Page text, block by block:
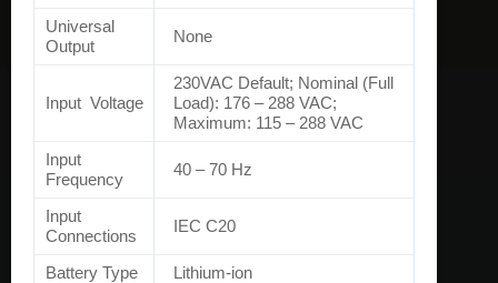
Universal
Output
None
Input Voltage
230VAC Default; Nominal (Full
Load): 176 – 288 VAC;
Maximum: 115 – 288 VAC
Input
Frequency
40 – 70 Hz
Input
Connections
IEC C20
Battery Type Lithium-ion